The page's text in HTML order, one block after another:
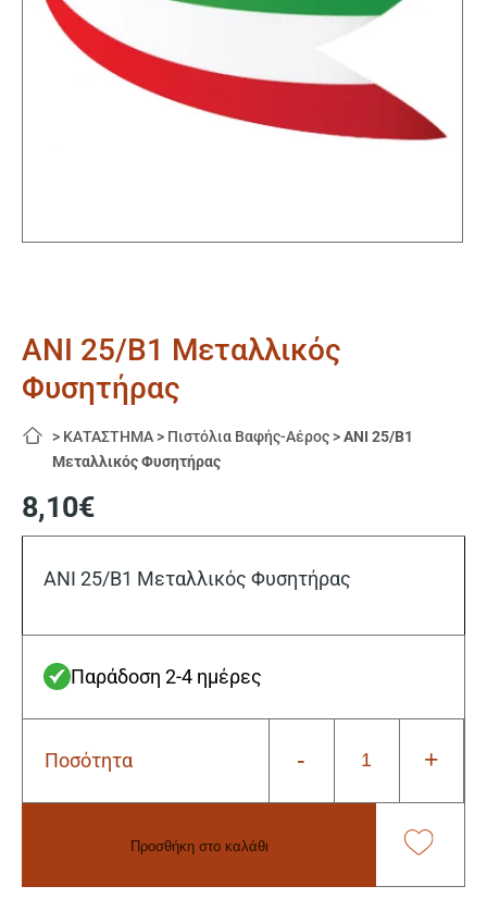
ANI 25/B1 Μεταλλικός
Φυσητήρας
> ΚΑΤΑΣΤΗΜΑ > Πιστόλια Βαφής-Αέρος >ANI 25/B1
Μεταλλικός Φυσητήρας
8,10€
ANI 25/B1 Μεταλλικός Φυσητήρας
Παράδοση 2-4 ημέρες
Ποσότητα -
ANI
+
Προσθήκη στο καλάθι